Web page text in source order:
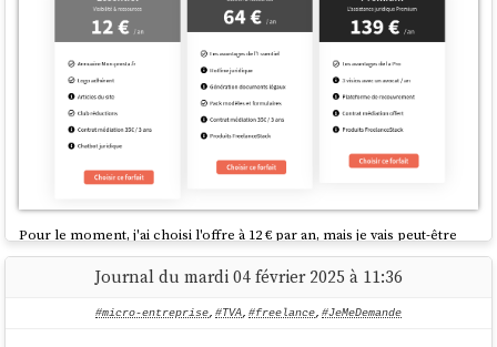
Pour le moment, j'ai choisi l'offre à 12 € par an, mais je vais peut-être
évoluer vers l'offre à 139 € principalement pour les soutenir.
Journal du mardi 04 février 2025 à 11:36
#micro-entreprise, #TVA, #freelance, #JeMeDemande